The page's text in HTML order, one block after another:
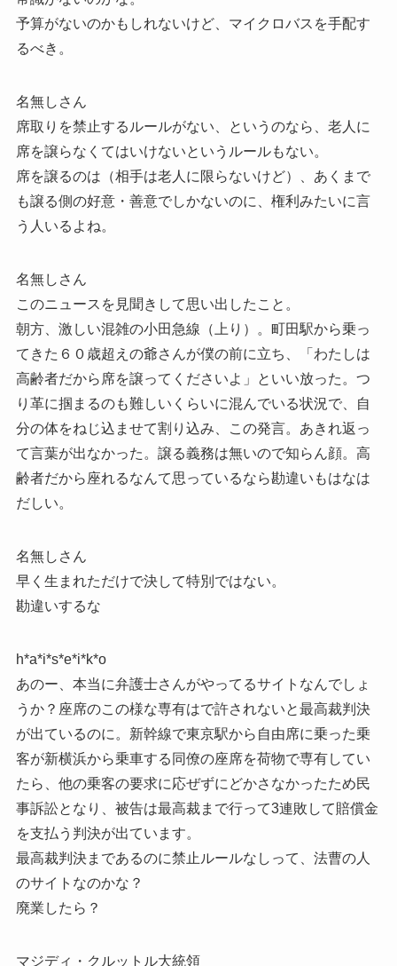
予算がないのかもしれないけど、マイクロバスを手配す
るべき。
名無しさん
席取りを禁止するルールがない、というのなら、老人に
席を譲らなくてはいけないというルールもない。
席を譲るのは（相手は老人に限らないけど）、あくまで
も譲る側の好意・善意でしかないのに、権利みたいに言
う人いるよね。
名無しさん
このニュースを見聞きして思い出したこと。
朝方、激しい混雑の小田急線（上り）。町田駅から乗っ
てきた６０歳超えの爺さんが僕の前に立ち、「わたしは
高齢者だから席を譲ってくださいよ」といい放った。つ
り革に掴まるのも難しいくらいに混んでいる状況で、自
分の体をねじ込ませて割り込み、この発言。あきれ返っ
て言葉が出なかった。譲る義務は無いので知らん顔。高
齢者だから座れるなんて思っているなら勘違いもはなは
だしい。
名無しさん
早く生まれただけで決して特別ではない。
勘違いするな
h*a*i*s*e*i*k*o
あのー、本当に弁護士さんがやってるサイトなんでしょ
うか？座席のこの様な専有はで許されないと最高裁判決
が出ているのに。新幹線で東京駅から自由席に乗った乗
客が新横浜から乗車する同僚の座席を荷物で専有してい
たら、他の乗客の要求に応ぜずにどかさなかったため民
事訴訟となり、被告は最高裁まで行って3連敗して賠償金
を支払う判決が出ています。
最高裁判決まであるのに禁止ルールなしって、法曹の人
のサイトなのかな？
廃業したら？
マジディ・クルットル大統領